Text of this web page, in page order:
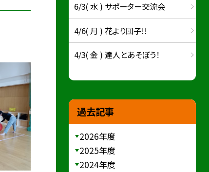
6/3( 水 ) サポーター交流会
4/6( 月 ) 花より団子!!
4/3( 金 ) 達人とあそぼう！
過去記事
2026年度
2025年度
2024年度